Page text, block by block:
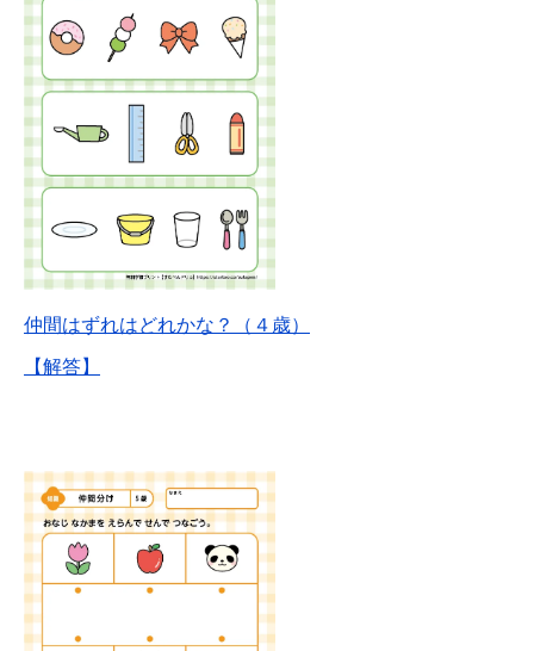
仲間はずれはどれかな？（４歳）
【解答】